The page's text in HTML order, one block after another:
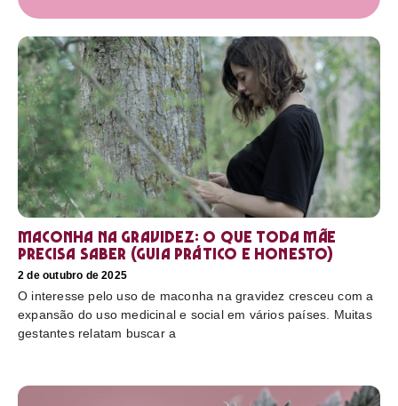
Maconha na gravidez: o que toda mãe
precisa saber (guia prático e honesto)
2 de outubro de 2025
O interesse pelo uso de maconha na gravidez cresceu com a
expansão do uso medicinal e social em vários países. Muitas
gestantes relatam buscar a